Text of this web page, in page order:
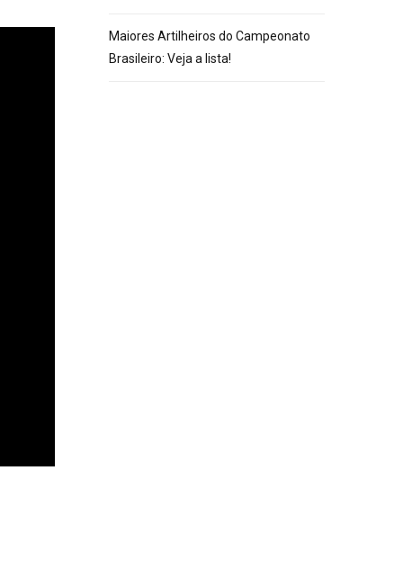
Maiores Artilheiros do Campeonato
Brasileiro: Veja a lista!